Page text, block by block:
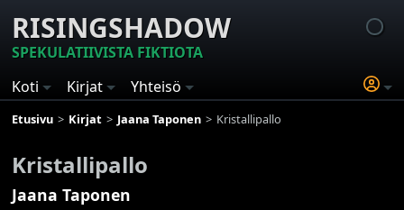
RISINGSHADOW
SPEKULATIIVISTA FIKTIOTA
Koti
Kirjat Yhteisö
Etusivu Kirjat Jaana Taponen Kristallipallo
Kristallipallo
Jaana Taponen